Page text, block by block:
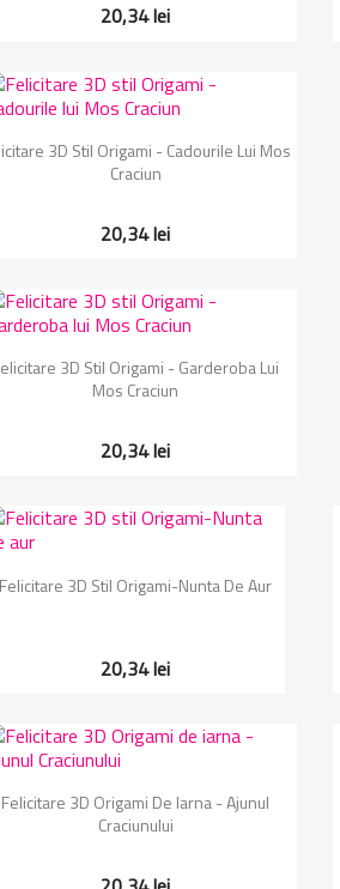
20,34 lei
Vizualizare rapida
3D Stil Origami - Cadourile Lui Mos
Craciun
20,34 lei
Vizualizare rapida
3D Stil Origami - Garderoba Lui
Mos Craciun
20,34 lei
Vizualizare rapida
Felicitare 3D Stil Origami-Nunta De Aur
20,34 lei
Vizualizare rapida
Felicitare 3D Origami De Iarna - Ajunul
Craciunului